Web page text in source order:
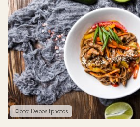
Фото: Depositphotos